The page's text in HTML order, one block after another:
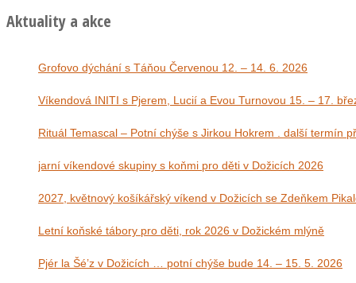
Aktuality a akce
Grofovo dýchání s Táňou Červenou 12. – 14. 6. 2026
Víkendová INITI s Pjerem, Lucií a Evou
Rituál Temascal – Potní chýše s Jirkou Hokrem . další termín
jarní víkendové skupiny s koňmi pro děti v Dožicích 2026
2027, květnový košíkářský víkend v Dožicích se Zdeňkem
Letní koňské tábory pro děti, rok 2026 v Dožickém mlýně
Pjér la Šé’z v Dožicích … potní chýše bude 14. – 15. 5. 2026